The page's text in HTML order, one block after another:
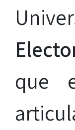
que